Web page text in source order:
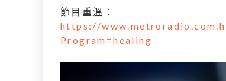
節目重溫：
https://
Program=healing